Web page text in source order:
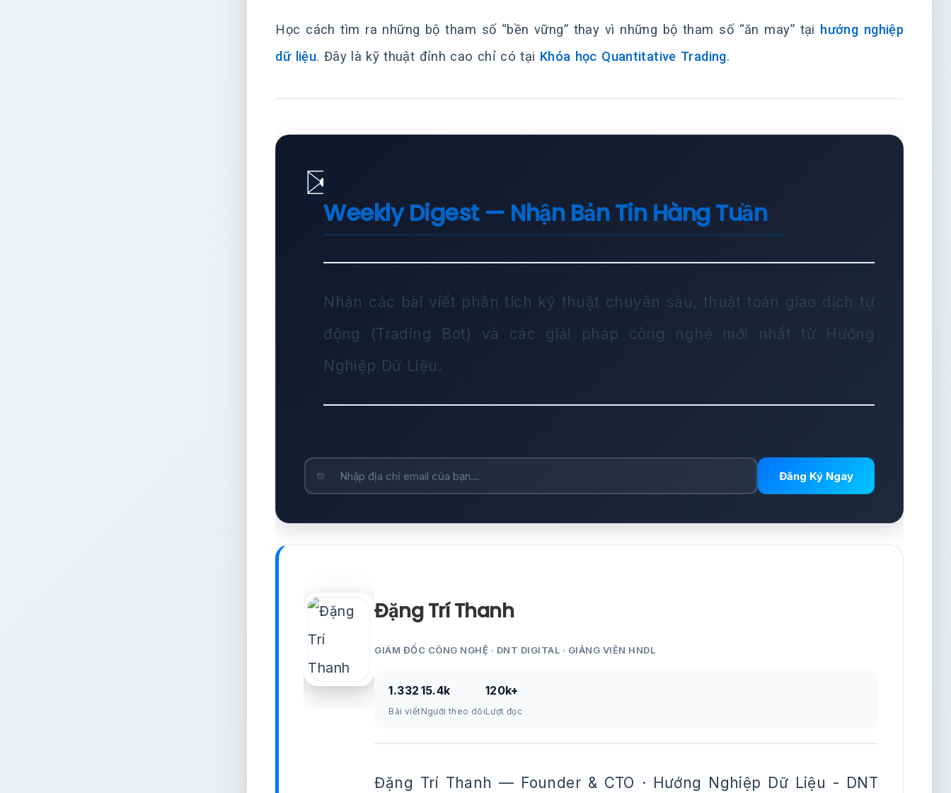
Học cách tìm ra những bộ tham số “bền vững” thay vì những bộ tham số “ăn may” tại hướng nghiệp
dữ liệu. Đây là kỹ thuật đỉnh cao chỉ có tại Khóa học Quantitative Trading.
✉️
Weekly Digest — Nhận Bản Tin Hàng Tuần
Nhận các bài viết phân tích kỹ thuật chuyên sâu, thuật toán giao dịch tự
động (Trading Bot) và các giải pháp công nghệ mới nhất từ Hướng
Nghiệp Dữ Liệu.
Đăng Ký Ngay
Đặng Trí Thanh
GIÁM ĐỐC CÔNG NGHỆ · DNT DIGITAL · GIẢNG VIÊN HNDL
1.332
Bài viết
15.4k
Người theo dõi
120k+
Lượt đọc
Đặng Trí Thanh — Founder & CTO · Hướng Nghiệp Dữ Liệu - DNT